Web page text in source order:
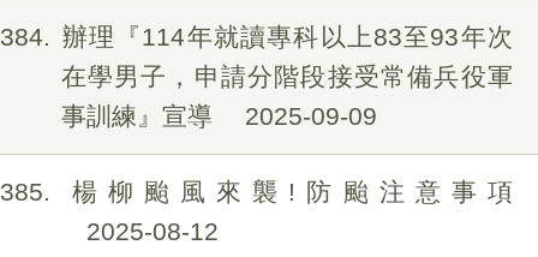
384
辦理『114年就讀專科以上83至93年次
在學男子，申請分階段接受常備兵役軍
事訓練』宣導
2025-09-09
385
楊柳颱風來襲!防颱注意事項
2025-08-12